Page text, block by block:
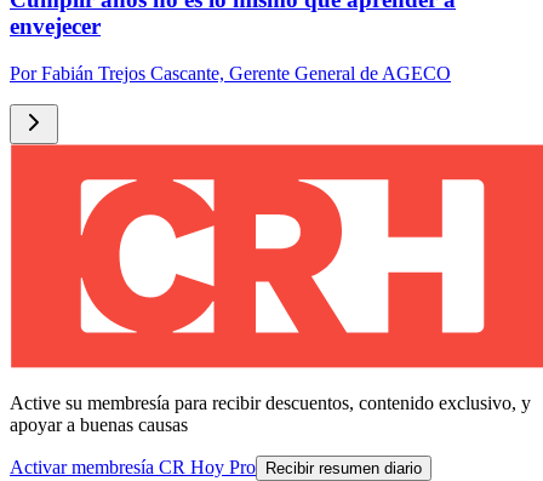
envejecer
PorFabián Trejos Cascante, Gerente General de AGECO
Active su membresía para recibir descuentos, contenido exclusivo, y
apoyar a buenas causas
Activar membresía CR Hoy Pro Recibir resumen diario